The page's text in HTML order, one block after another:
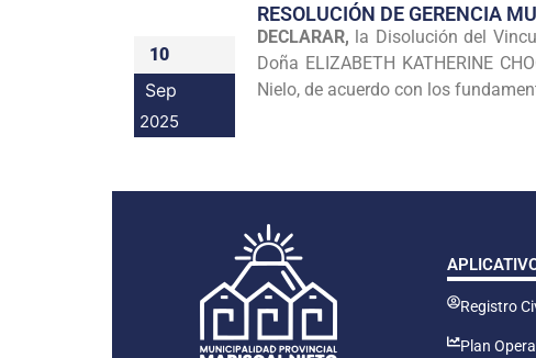
10
Sep
2025
RESOLUCIÓN DE GERENCIA
DECLARAR, la Disolución del
Doña ELIZABETH KATHERINE
Nielo, de acuerdo con los
Registro
Plan